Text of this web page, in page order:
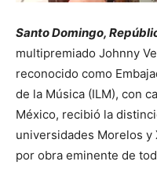
Santo Domingo,
multipremiado Johnny
reconocido como
de la Música (ILM), con
México, recibió la
universidades Morelos y
por obra eminente de